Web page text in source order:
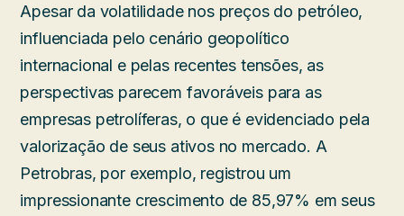
Apesar da volatilidade nos preços do petróleo,
influenciada pelo cenário geopolítico
internacional e pelas recentes tensões, as
perspectivas parecem favoráveis para as
empresas petrolíferas, o que é evidenciado pela
valorização de seus ativos no mercado. A
Petrobras, por exemplo, registrou um
impressionante crescimento de 85,97% em seus